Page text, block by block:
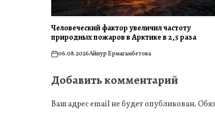
Человеческий фактор увеличил частоту
природных пожаров в Арктике в 2,5 раза
on06.08.2026Айнур Ермагамбетова
Добавить комментарий
Ваш адрес email не будет опубликован.